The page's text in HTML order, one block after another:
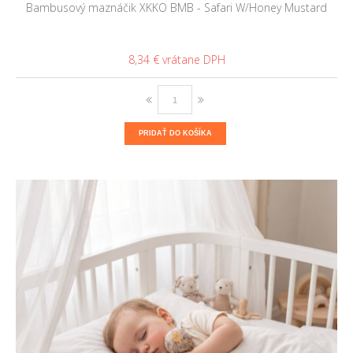
Bambusový maznáčik XKKO BMB - Safari W/Honey Mustard
8,34 €
PRIDAŤ DO KOŠÍKA